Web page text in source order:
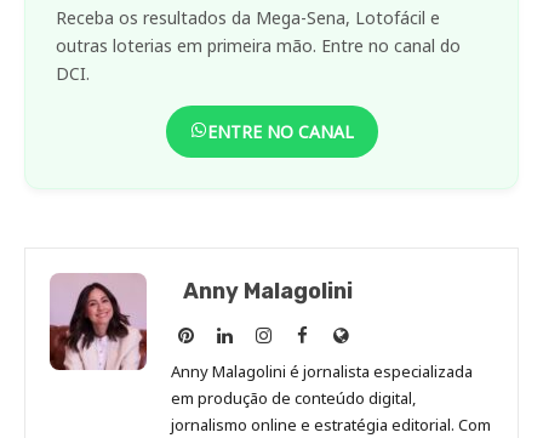
Receba os resultados da Mega-Sena, Lotofácil e
outras loterias em primeira mão. Entre no canal do
DCI.
ENTRE NO CANAL
Anny Malagolini
Anny
Malagolini
no
Pinterest
Anny
Malagolini
no
LinkedIn
Anny
Malagolini
no
Instagram
Anny
Malagolini
no
Facebook
Site
de
Anny
Malagolini
Anny Malagolini é jornalista especializada
em produção de conteúdo digital,
jornalismo online e estratégia editorial. Com